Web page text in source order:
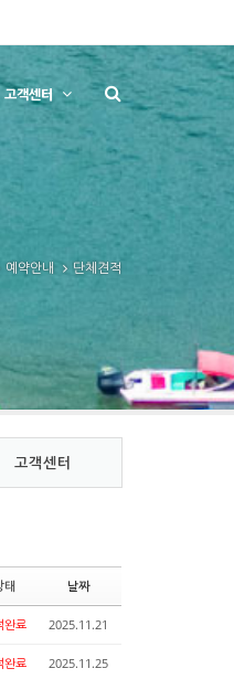
고객센터
예약안내 단체견적
고객센터
태 날짜
완료 2025.11.21
완료 2025.11.25